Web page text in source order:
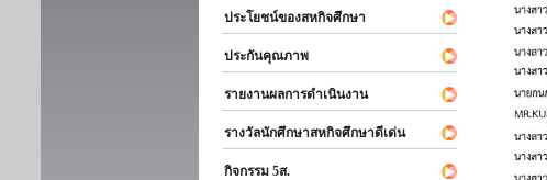
ประโยชน์ของสหกิจศึกษา
ประกันคุณภาพ
รายงานผลการดำเนินงาน
รางวัลนักศึกษาสหกิจศึกษาดีเด่น
กิจกรรม 5ส.